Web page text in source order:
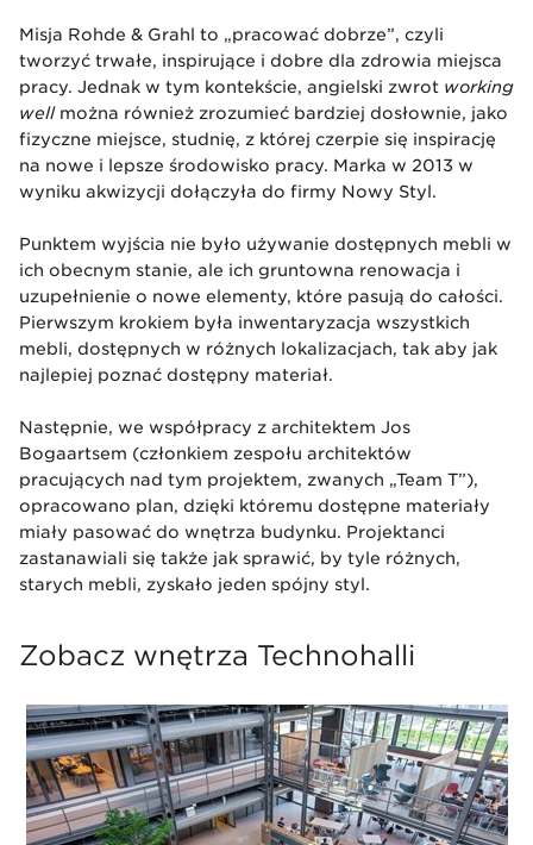
Misja Rohde & Grahl to „pracować dobrze”, czyli
tworzyć trwałe, inspirujące i dobre dla zdrowia miejsca
pracy. Jednak w tym kontekście, angielski zwrot working
wellmożna również zrozumieć bardziej dosłownie, jako
fizyczne miejsce, studnię, z której czerpie się inspirację
na nowe i lepsze środowisko pracy. Marka w 2013 w
wyniku akwizycji dołączyła do firmy Nowy Styl.
Punktem wyjścia nie było używanie dostępnych mebli w
ich obecnym stanie, ale ich gruntowna renowacja i
uzupełnienie o nowe elementy, które pasują do całości.
Pierwszym krokiem była inwentaryzacja wszystkich
mebli, dostępnych w różnych lokalizacjach, tak aby jak
najlepiej poznać dostępny materiał.
Następnie, we współpracy z architektem Jos
Bogaartsem (członkiem zespołu architektów
pracujących nad tym projektem, zwanych „Team T”),
opracowano plan, dzięki któremu dostępne materiały
miały pasować do wnętrza budynku. Projektanci
zastanawiali się także jak sprawić, by tyle różnych,
starych mebli, zyskało jeden spójny styl.
Zobacz wnętrza Technohalli